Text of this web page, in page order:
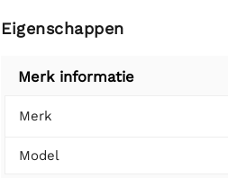
Eigenschappen
Merk informatie
Merk
Model